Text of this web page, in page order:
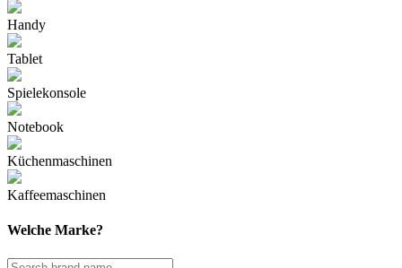
Handy
Tablet
Spielekonsole
Notebook
Küchenmaschinen
Kaffeemaschinen
Welche Marke?